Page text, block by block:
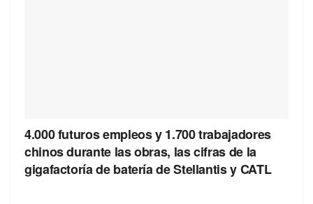
4.000 futuros empleos y 1.700 trabajadores
chinos durante las obras, las cifras de la
gigafactoría de batería de Stellantis y CATL